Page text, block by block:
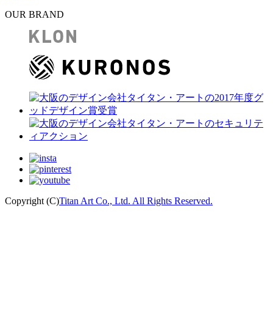
OUR BRAND
Copyright (C)Titan Art Co., Ltd. All Rights Reserved.